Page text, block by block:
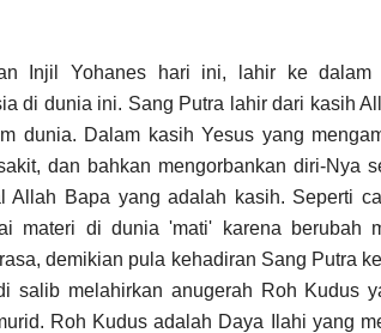
Injil Yohanes hari ini, lahir ke dalam
di dunia ini. Sang Putra lahir dari kasih
dunia. Dalam kasih Yesus yang
dan bahkan mengorbankan diri-Nya
Allah Bapa yang adalah kasih. Seperti
materi di dunia 'mati' karena berubah
demikian pula kehadiran Sang Putra
salib melahirkan anugerah Roh Kudus
Roh Kudus adalah Daya Ilahi yang